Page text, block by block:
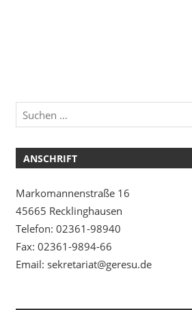
ANSCHRIFT
Markomannenstraße 16
45665 Recklinghausen
Telefon: 02361-98940
Fax: 02361-9894-66
Email: sekretariat@geresu.de